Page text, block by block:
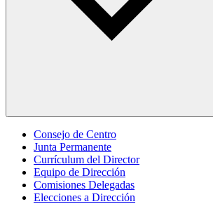
Consejo de Centro
Junta Permanente
Currículum del Director
Equipo de Dirección
Comisiones Delegadas
Elecciones a Dirección